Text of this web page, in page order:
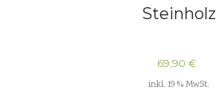
Steinholz
69,90 €
inkl. 19 % MwSt.